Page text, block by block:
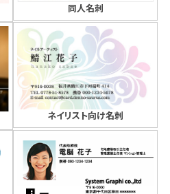
同人名刺
ネイリスト向け名刺